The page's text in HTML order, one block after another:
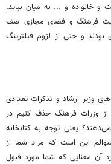
خانواده و ... به میان بیاید.
فرهنگ و فضای مجازی صف
و حتی از لزوم فیلترینگ
وزیر ارشاد و تذکرات تعدادی
از وزرات فرهنگ حذف کنیم در
یعنی توجه به کتابخانه
این است که مراد شما از
۲۰۰ معنا وجود دارد آن معنایی که شما مورد قبول